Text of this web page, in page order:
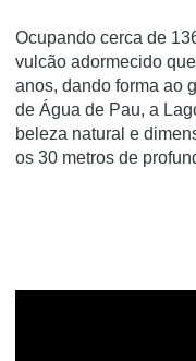
Ocupando cerca de
vulcão adormecido
anos, dando forma ao
de Água de Pau, a
beleza natural e
os 30 metros de